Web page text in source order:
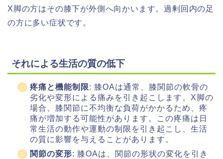
X脚の方はその膝下が外側へ向かいます。過剰回内の足
の方に多い症状です。
それによる生活の質の低下
疼痛と機能制限: 膝OAは通常、膝関節の軟骨の
劣化や変形による痛みを引き起こします。X脚の
場合、膝関節に不均衡な負荷がかかるため、疼
痛が増加する可能性があります。この疼痛は日
常生活の動作や運動の制限を引き起こし、生活
の質に影響を与えることがあります。
関節の変形: 膝OAは、関節の形状の変化を引き